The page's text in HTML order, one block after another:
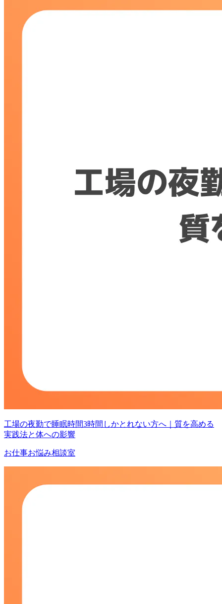
工場の夜勤で睡眠時間3時間しかとれない方へ｜質を高める
実践法と体への影響
お仕事お悩み相談室